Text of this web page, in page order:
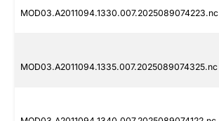
MOD03.A2011094.1330.007.2025089074223.nc
MOD03.A2011094.1335.007.2025089074325.nc